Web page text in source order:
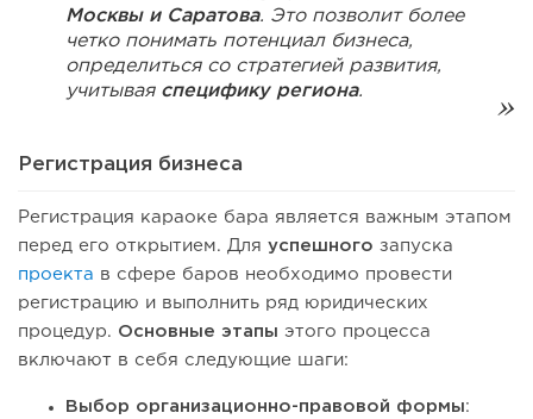
Москвы и Саратова. Это позволит более
четко понимать потенциал бизнеса,
определиться со стратегией развития,
учитывая специфику региона.
Регистрация бизнеса
Регистрация караоке бара является важным этапом
перед его открытием. Для успешного запуска
проекта в сфере баров необходимо провести
регистрацию и выполнить ряд юридических
процедур. Основные этапы этого процесса
включают в себя следующие шаги:
Выбор организационно-правовой формы: